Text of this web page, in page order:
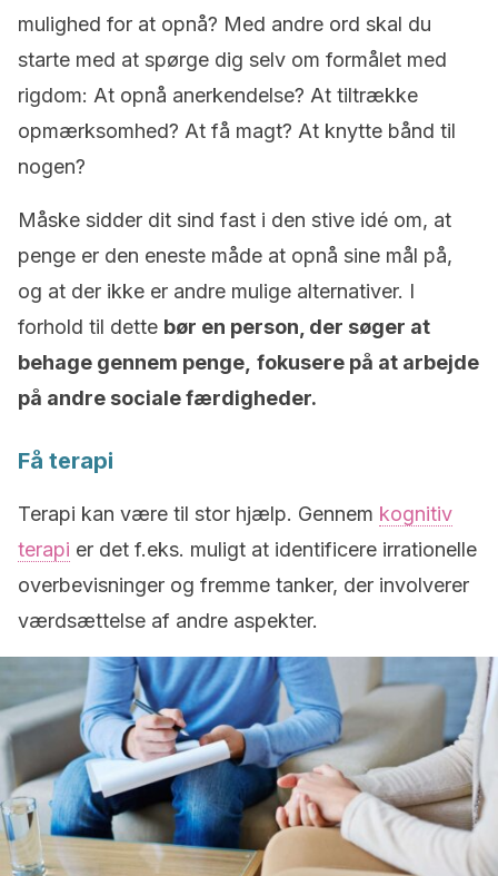
mulighed for at opnå? Med andre ord skal du
starte med at spørge dig selv om formålet med
rigdom: At opnå anerkendelse? At tiltrække
opmærksomhed? At få magt? At knytte bånd til
nogen?
Måske sidder dit sind fast i den stive idé om, at
penge er den eneste måde at opnå sine mål på,
og at der ikke er andre mulige alternativer. I
forhold til dette bør en person, der søger at
behage gennem penge, fokusere på at arbejde
på andre sociale færdigheder.
Få terapi
Terapi kan være til stor hjælp. Gennem kognitiv
terapi er det f.eks. muligt at identificere irrationelle
overbevisninger og fremme tanker, der involverer
værdsættelse af andre aspekter.